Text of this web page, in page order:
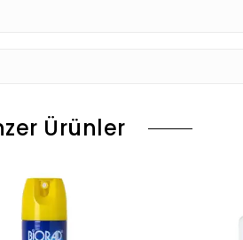
Ürünler